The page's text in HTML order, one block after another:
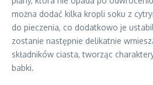
można dodać kilka kropli soku z
do pieczenia, co dodatkowo je
zostanie następnie delikatnie
składników ciasta, tworząc
babki.